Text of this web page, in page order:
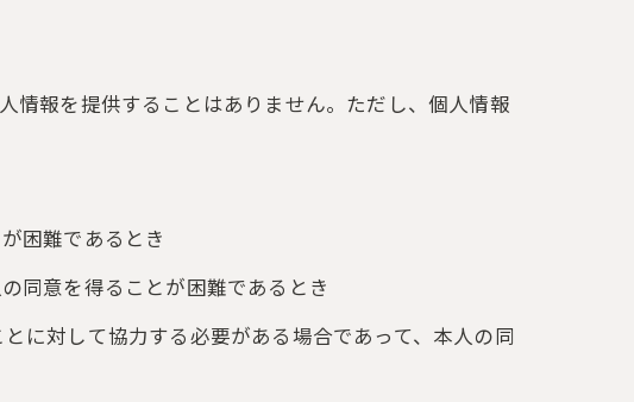
情報を提供することはありません。ただし、個人情報
困難であるとき
同意を得ることが困難であるとき
に対して協力する必要がある場合であって、本人の同